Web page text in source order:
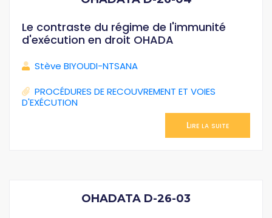
Le contraste du régime de l'immunité
d'exécution en droit OHADA
Stève BIYOUDI-NTSANA
PROCÉDURES DE RECOUVREMENT ET VOIES
D'EXÉCUTION
Lire la suite
OHADATA D-26-03